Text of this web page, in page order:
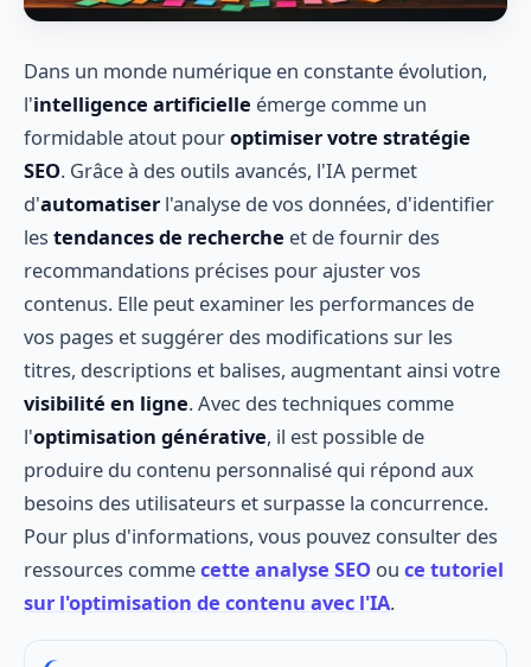
Dans un monde numérique en constante évolution,
l'intelligence artificielle émerge comme un
formidable atout pouroptimiser votre stratégie
SEO. Grâce à des outils avancés, l'IA permet
d'automatiser l'analyse de vos données, d'identifier
les tendances de recherche et de fournir des
recommandations précises pour ajuster vos
contenus. Elle peut examiner les performances de
vos pages et suggérer des modifications sur les
titres, descriptions et balises, augmentant ainsi votre
visibilité en ligne. Avec des techniques comme
l'optimisation générative, il est possible de
produire du contenu personnalisé qui répond aux
besoins des utilisateurs et surpasse la concurrence.
Pour plus d'informations, vous pouvez consulter des
ressources commecette analyse SEO ou ce tutoriel
sur l'optimisation de contenu avec l'IA.